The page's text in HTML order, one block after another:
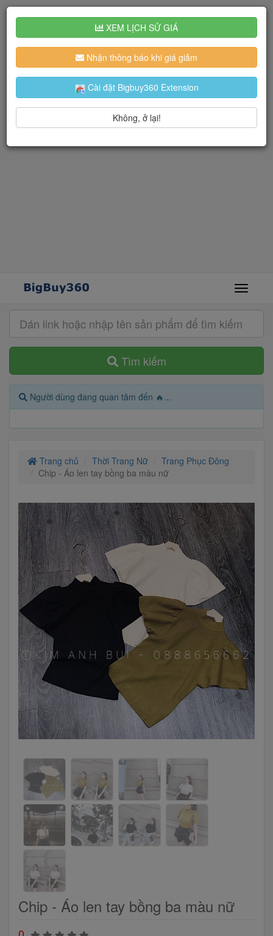
Tìm kiếm
Người dùng đang quan tâm đến 🔥...
Trang chủ Thời Trang Nữ
Trang Phục Đông
Chip - Áo len tay bồng ba màu nữ
Chip - Áo len tay bồng ba màu nữ
XEM LỊCH SỬ GIÁ
Nhận thông báo khi giá giảm
Cài đặt Bigbuy360 Extension
Không, ở lại!